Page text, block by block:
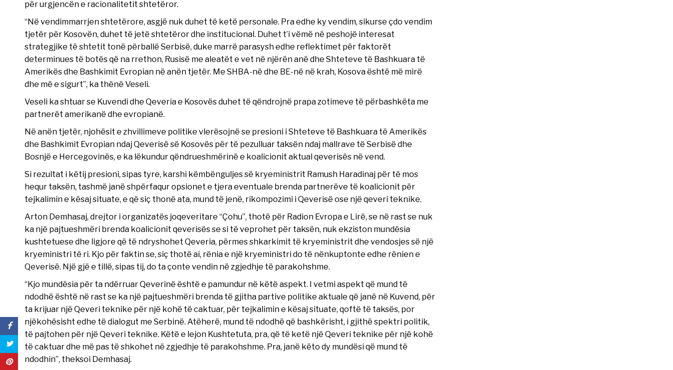
për urgjencën e racionalitetit shtetëror.
“Në vendimmarrjen shtetërore, asgjë nuk duhet të ketë personale. Pra edhe ky vendim, sikurse çdo vendim
tjetër për Kosovën, duhet të jetë shtetëror dhe institucional. Duhet t’i vëmë në peshojë interesat
strategjike të shtetit tonë përballë Serbisë, duke marrë parasysh edhe reflektimet për faktorët
determinues të botës që na rrethon, Rusisë me aleatët e vet në njërën anë dhe Shteteve të Bashkuara të
Amerikës dhe Bashkimit Evropian në anën tjetër. Me SHBA-në dhe BE-në në krah, Kosova është më mirë
dhe më e sigurt”, ka thënë Veseli.
Veseli ka shtuar se Kuvendi dhe Qeveria e Kosovës duhet të qëndrojnë prapa zotimeve të përbashkëta me
partnerët amerikanë dhe evropianë.
Në anën tjetër, njohësit e zhvillimeve politike vlerësojnë se presioni i Shteteve të Bashkuara të Amerikës
dhe Bashkimit Evropian ndaj Qeverisë së Kosovës për të pezulluar taksën ndaj mallrave të Serbisë dhe
Bosnjë e Hercegovinës, e ka lëkundur qëndrueshmërinë e koalicionit aktual qeverisës në vend.
Si rezultat i këtij presioni, sipas tyre, karshi këmbënguljes së kryeministrit Ramush Haradinaj për të mos
hequr taksën, tashmë janë shpërfaqur opsionet e tjera eventuale brenda partnerëve të koalicionit për
tejkalimin e kësaj situate, e që siç thonë ata, mund të jenë, rikompozimi i Qeverisë ose një qeveri teknike.
Arton Demhasaj, drejtor i organizatës joqeveritare “Çohu”, thotë për Radion Evropa e Lirë, se në rast se nuk
ka një pajtueshmëri brenda koalicionit qeverisës se si të veprohet për taksën, nuk ekziston mundësia
kushtetuese dhe ligjore që të ndryshohet Qeveria, përmes shkarkimit të kryeministrit dhe vendosjes së një
kryeministri të ri. Kjo për faktin se, siç thotë ai, rënia e një kryeministri do të nënkuptonte edhe rënien e
Qeverisë. Një gjë e tillë, sipas tij, do ta çonte vendin në zgjedhje të parakohshme.
“Kjo mundësia për ta ndërruar Qeverinë është e pamundur në këtë aspekt. I vetmi aspekt që mund të
ndodhë është në rast se ka një pajtueshmëri brenda të gjitha partive politike aktuale që janë në Kuvend, për
ta krijuar një Qeveri teknike për një kohë të caktuar, për tejkalimin e kësaj situate, qoftë të taksës, por
njëkohësisht edhe të dialogut me Serbinë. Atëherë, mund të ndodhë që bashkërisht, i gjithë spektri politik,
të pajtohen për një Qeveri teknike. Këtë e lejon Kushtetuta, pra, që të ketë një Qeveri teknike për një kohë
të caktuar dhe më pas të shkohet në zgjedhje të parakohshme. Pra, janë këto dy mundësi që mund të
ndodhin”, theksoi Demhasaj.